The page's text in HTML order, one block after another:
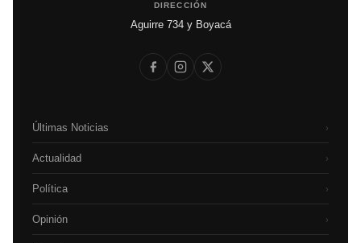
DIRECCIÓN
Aguirre 734 y Boyacá
Últimas Noticias ›
Actualidad ›
Política ›
Opinión ›